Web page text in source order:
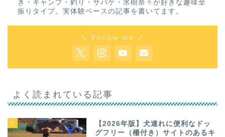
き・キャンプ・釣り・サバゲ・水樹奈々が好きな趣味全
振りタイプ。実体験ベースの記事を書いてます。
＼ Follow me ／
よく読まれている記事
1
【2026年版】犬連れに便利なドッ
グフリー（柵付き）サイトのあるキ